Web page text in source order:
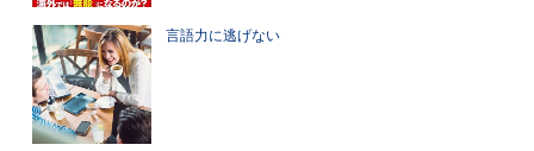
言語力に逃げない